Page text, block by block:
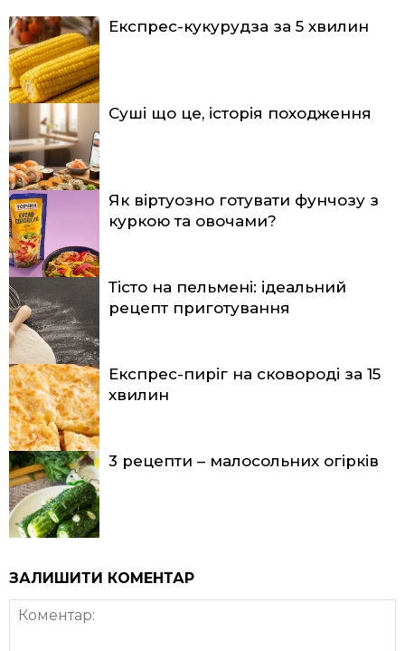
Експрес-кукурудза за 5 хвилин
Суші що це, історія походження
Як віртуозно готувати фунчозу з
куркою та овочами?
Тісто на пельмені: ідеальний
рецепт приготування
Експрес-пиріг на сковороді за 15
хвилин
3 рецепти – малосольних огірків
ЗАЛИШИТИ КОМЕНТАР